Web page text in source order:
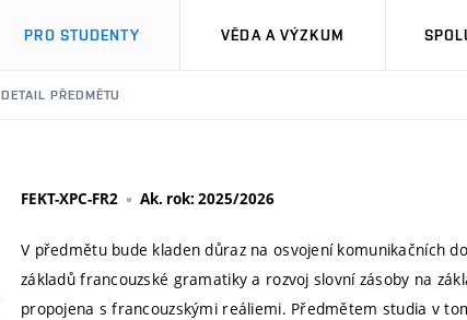
PRO STUDENTY VĚDA A VÝZKUM
DETAIL PŘEDMĚTU
FEKT-XPC-FR2 Ak. rok: 2025/2026
V předmětu bude kladen důraz na osvojení komunikačních
základů francouzské gramatiky a rozvoj slovní zásoby na
propojena s francouzskými reáliemi. Předmětem studia v